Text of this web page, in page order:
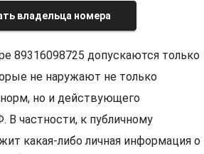
владельца номера
89316098725 допускаются только
не наружают не только
но и действующего
В частности, к публичному
какая-либо личная информация о